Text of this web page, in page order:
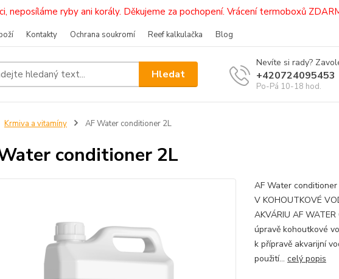
neposíláme ryby ani korály. Děkujeme za pochopení. Vrácení termoboxů
Kontakty Ochrana soukromí Reef kalkulačka Blog
Hledat
Nevíte si rady?
+420724095453
Po-Pá 10-18 hod.
Krmiva a vitamíny AF Water conditioner 2L
conditioner 2L
AF Water conditioner
V KOHOUTKOVÉ
AKVÁRIU AF
úpravě kohoutkové
k přípravě akvarijní
použití... celý popis